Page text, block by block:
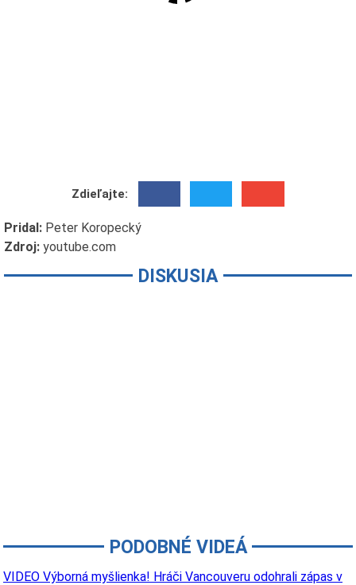
Zdieľajte:
Pridal: Peter Koropecký
Zdroj: youtube.com
DISKUSIA
PODOBNÉ VIDEÁ
VIDEO Výborná myšlienka! Hráči Vancouveru odohrali zápas v